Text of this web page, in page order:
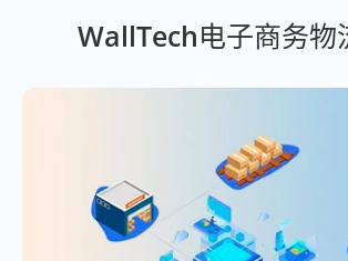
WallTech电子商务物